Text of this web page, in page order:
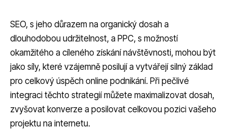
SEO, s jeho důrazem na organický dosah a
dlouhodobou udržitelnost, a PPC, s možností
okamžitého a cíleného získání návštěvnosti, mohou být
jako síly, které vzájemně posilují a vytvářejí silný základ
pro celkový úspěch online podnikání. Při pečlivé
integraci těchto strategií můžete maximalizovat dosah,
zvyšovat konverze a posilovat celkovou pozici vašeho
projektu na internetu.